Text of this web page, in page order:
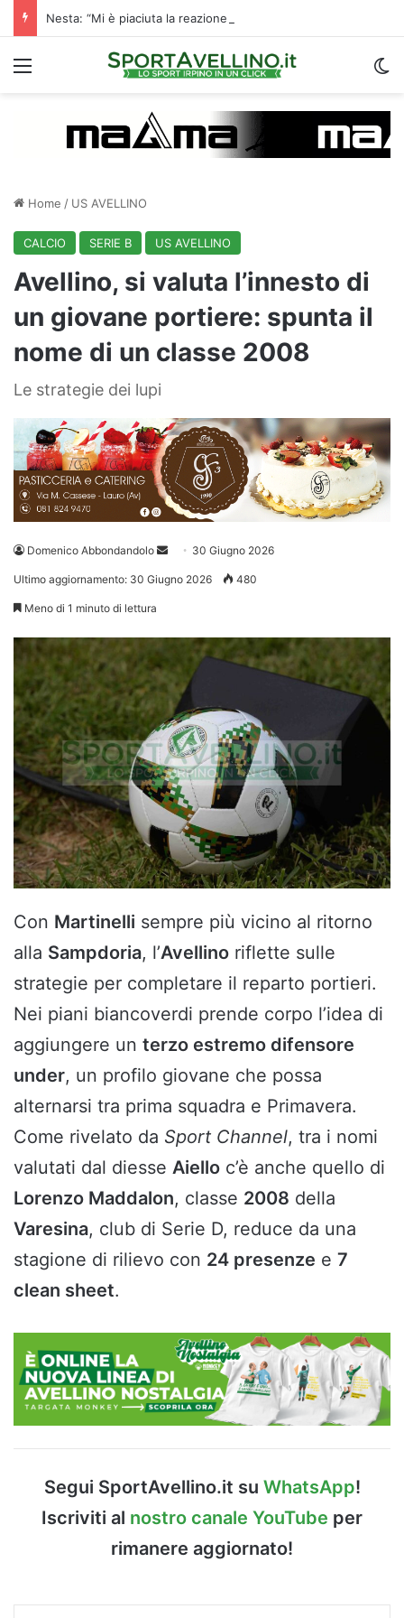
Menu
Home / US AVELLINO
CALCIO SERIE B US AVELLINO
Avellino, si valuta l’innesto di
un giovane portiere: spunta il
nome di un classe 2008
Le strategie dei lupi
Domenico Abbondandolo
Invia 30 Giugno 2026
Ultimo aggiornamento: 30 Giugno 2026 480
Meno di 1 minuto di lettura
Con Martinelli sempre più vicino al ritorno
alla Sampdoria, l’Avellino riflette sulle
strategie per completare il reparto portieri.
Nei piani biancoverdi prende corpo l’idea di
aggiungere un terzo estremo difensore
under, un profilo giovane che possa
alternarsi tra prima squadra e Primavera.
Come rivelato da Sport Channel, tra i nomi
valutati dal diesse Aiello c’è anche quello di
Lorenzo Maddalon, classe 2008 della
Varesina, club di Serie D, reduce da una
stagione di rilievo con 24 presenze e 7
clean sheet.
Segui SportAvellino.it su WhatsApp!
Iscriviti al nostro canale YouTube per
rimanere aggiornato!